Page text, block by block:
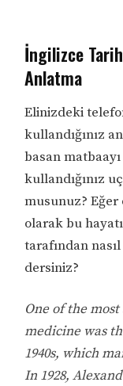
İngilizce
Anlatma
Elinizdeki
kullandığınız
basan
kullandığınız
musunuz?
olarak bu
tarafından
dersiniz?
One of the
medicine was
1940s, which
In 1928,